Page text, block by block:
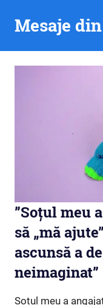
Mesaje
”Soțul meu
să „mă
ascunsă a
neimaginat”
Soțul meu a